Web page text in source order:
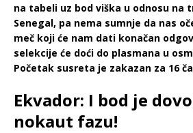
na tabeli uz bod viška u odnosu na
Senegal, pa nema sumnje da nas
meč koji će nam dati konačan
selekcije će doći do plasmana u
Početak susreta je zakazan za 16
Ekvador: I bod je
nokaut fazu!